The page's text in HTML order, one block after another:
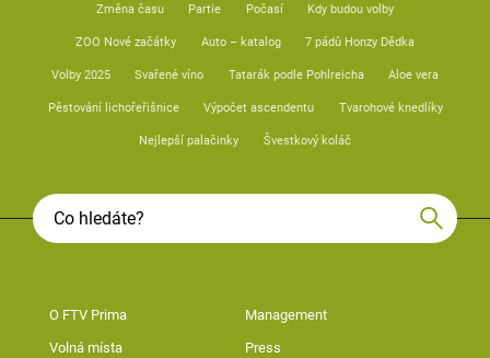
Změna času Partie Počasí Kdy budou volby
ZOO Nové začátky Auto – katalog 7 pádů Honzy Dědka
Volby 2025 Svařené víno Tatarák podle Pohlreicha Aloe vera
Pěstování lichořeřišnice Výpočet ascendentu Tvarohové knedlíky
Nejlepší palačinky Švestkový koláč
O FTV Prima Management
Volná místa Press